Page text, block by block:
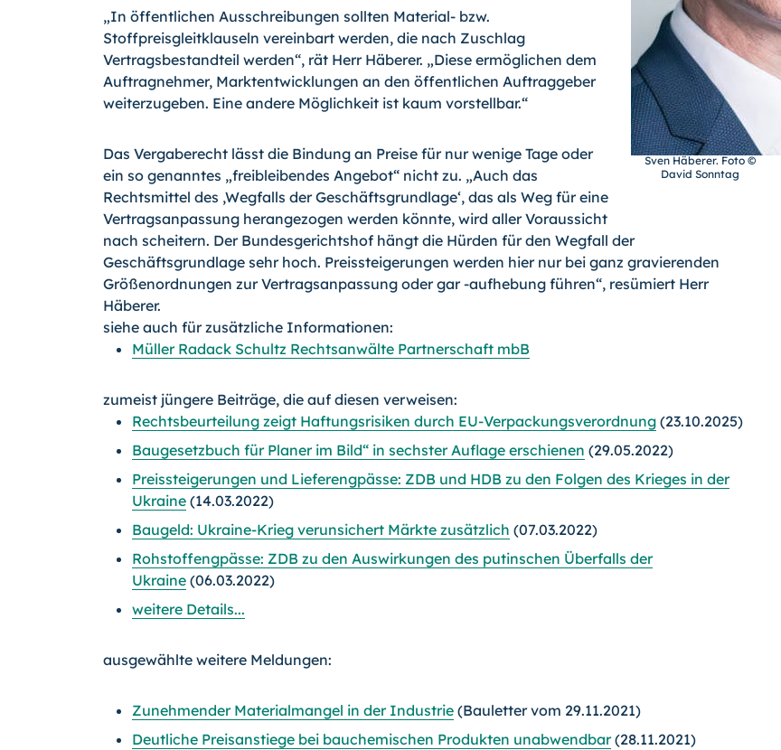
Sven Häberer. Foto ©
David Sonntag
„In öffentlichen Ausschreibungen sollten Material- bzw.
Stoffpreisgleitklauseln vereinbart werden, die nach Zuschlag
Vertragsbestandteil werden“, rät Herr Häberer. „Diese ermöglichen dem
Auftragnehmer, Marktentwicklungen an den öffentlichen Auftraggeber
weiterzugeben. Eine andere Möglichkeit ist kaum vorstellbar.“
Das Vergaberecht lässt die Bindung an Preise für nur wenige Tage oder
ein so genanntes „freibleibendes Angebot“ nicht zu. „Auch das
Rechtsmittel des ,Wegfalls der Geschäftsgrundlage‘, das als Weg für eine
Vertragsanpassung herangezogen werden könnte, wird aller Voraussicht
nach scheitern. Der Bundesgerichtshof hängt die Hürden für den Wegfall der
Geschäftsgrundlage sehr hoch. Preissteigerungen werden hier nur bei ganz gravierenden
Größenordnungen zur Vertragsanpassung oder gar -aufhebung führen“, resümiert Herr
Häberer.
siehe auch für zusätzliche Informationen:
Müller Radack Schultz Rechtsanwälte Partnerschaft mbB
zumeist jüngere Beiträge, die auf diesen verweisen:
Rechtsbeurteilung zeigt Haftungsrisiken durch EU-Verpackungsverordnung (23.10.2025)
Baugesetzbuch für Planer im Bild“ in sechster Auflage erschienen (29.05.2022)
Preissteigerungen und Lieferengpässe: ZDB und HDB zu den Folgen des Krieges in der
Ukraine (14.03.2022)
Baugeld: Ukraine-Krieg verunsichert Märkte zusätzlich (07.03.2022)
Rohstoffengpässe: ZDB zu den Auswirkungen des putinschen Überfalls der
Ukraine (06.03.2022)
weitere Details...
ausgewählte weitere Meldungen:
Zunehmender Materialmangel in der Industrie (Bauletter vom 29.11.2021)
Deutliche Preisanstiege bei bauchemischen Produkten unabwendbar(28.11.2021)